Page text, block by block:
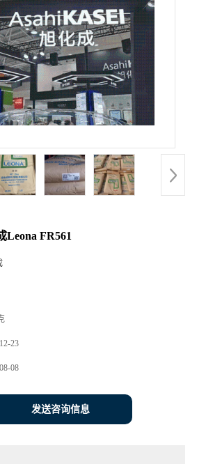
Leona FR561
23
08
发送咨询信息